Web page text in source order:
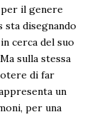
per il genere
sta disegnando
cerca del suo
sulla stessa
di far
un
per una